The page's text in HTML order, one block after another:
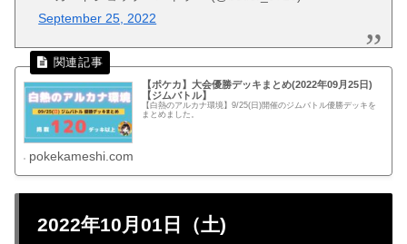
September 25, 2022
【ポケカ】大会優勝デッキまとめ(2022年09月25日)
【ジムバトル】
【白熱のアルカナ環境】9/25(日)開催のジムバトル優勝デッキを
まとめました。
pokekameshi.com
2022年10月01日（土)